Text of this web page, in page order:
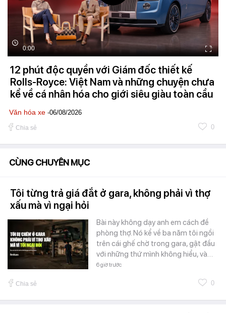
0:00
12 phút độc quyền với Giám đốc thiết kế
Rolls-Royce: Việt Nam và những chuyện chưa
kể về cá nhân hóa cho giới siêu giàu toàn cầu
Văn hóa xe -06/08/2026
Chia sẻ 0
CÙNG CHUYÊN MỤC
Tôi từng trả giá đắt ở gara, không phải vì thợ
xấu mà vì ngại hỏi
Bài này không dạy anh em cách đề
phòng thợ. Nó kể về ba năm tôi ngồi
trên cái ghế chờ trong gara, gật đầu
với những thứ mình không hiểu, và…
6 giờ trước
Chia sẻ 0